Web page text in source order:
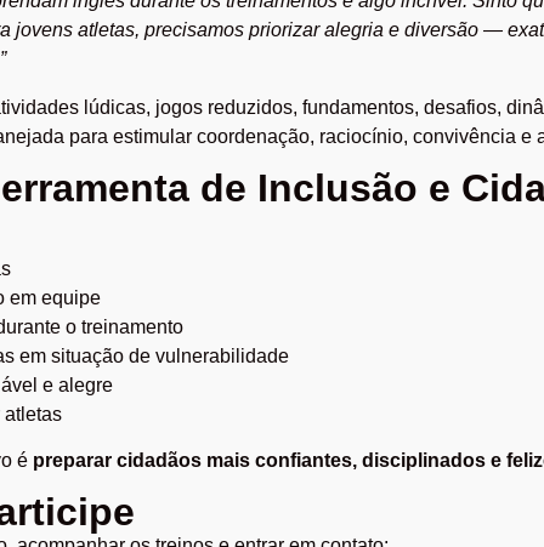
jovens atletas, precisamos priorizar alegria e diversão —
lúdicas, jogos reduzidos, fundamentos, desafios,
para estimular coordenação, raciocínio, convivência e
de Inclusão e
em equipe
o treinamento
em situação de vulnerabilidade
e alegre
é preparar cidadãos mais confiantes, disciplinados e